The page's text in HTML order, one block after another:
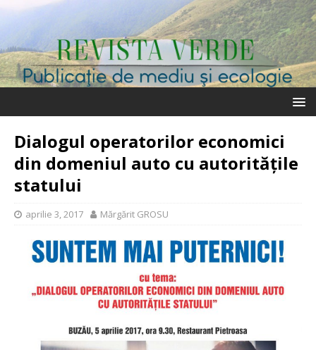
Dialogul operatorilor economici
din domeniul auto cu autoritățile
statului
aprilie 3, 2017 Mărgărit GROSU